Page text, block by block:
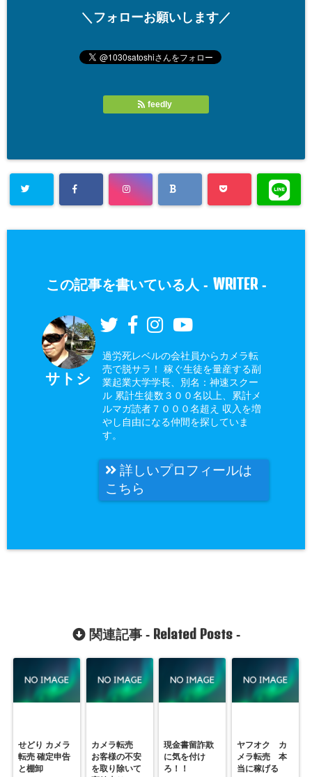
＼フォローお願いします／
feedly
この記事を書いている人 - WRITER-
サトシ
過労死レベルの会社員からカメラ転
売で脱サラ！ 稼ぐ生徒を量産する副
業起業大学学長、別名：神速スクー
ル 累計生徒数３００名以上、累計メ
ルマガ読者７０００名超え 収入を増
やし自由になる仲間を探していま
す。
詳しいプロフィールは
こちら
関連記事 - Related Posts-
せどり カメラ
転売 確定申告
と棚卸
カメラ転売
お客様の不安
を取り除いて
現金書留詐欺
に気を付け
ろ！！
ヤフオク カ
メラ転売 本
当に稼げる